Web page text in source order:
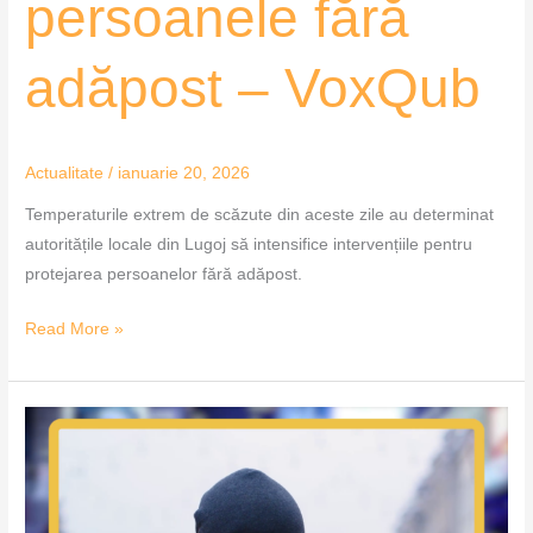
persoanele fără
adăpost – VoxQub
Actualitate / ianuarie 20, 2026
Temperaturile extrem de scăzute din aceste zile au determinat
autoritățile locale din Lugoj să intensifice intervențiile pentru
protejarea persoanelor fără adăpost.
Read More »
Ger
la